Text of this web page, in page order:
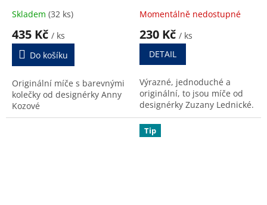
Skladem (32 ks)
435 Kč / ks
Do košíku
Originální míče s barevnými
kolečky od designérky Anny
Kozové
Momentálně nedostupné
230 Kč / ks
DETAIL
Výrazné, jednoduché a
originální, to jsou míče od
designérky Zuzany Lednické.
Tip